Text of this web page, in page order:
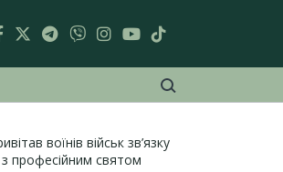
воїнів військ зв’язку
з професійним святом